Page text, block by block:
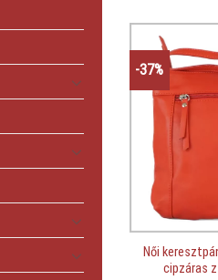
-37%
Női
cipzáras